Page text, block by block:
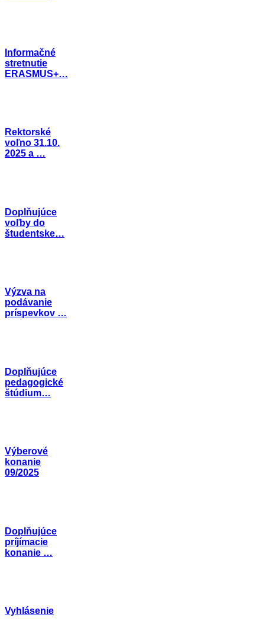
Informačné
stretnutie
ERASMUS+…
Rektorské
voľno 31.10.
2025 a …
Doplňujúce
voľby do
študentske…
Výzva na
podávanie
príspevkov …
Doplňujúce
pedagogické
štúdium…
Výberové
konanie
09/2025
Doplňujúce
príjímacie
konanie …
Vyhlásenie